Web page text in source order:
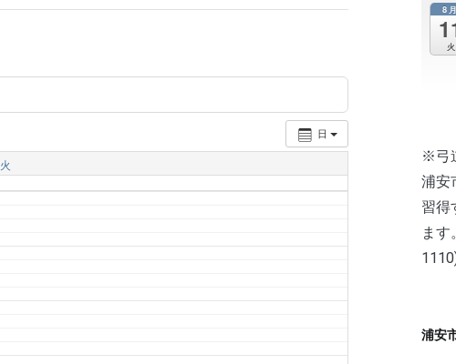
日
火
8月
火
※弓
浦安
習得
ます
浦安